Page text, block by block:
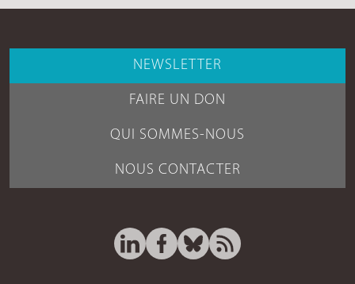
NEWSLETTER
FAIRE UN DON
QUI SOMMES-NOUS
NOUS CONTACTER